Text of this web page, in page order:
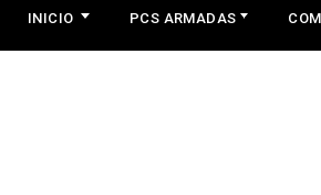
INICIO PCS ARMADAS